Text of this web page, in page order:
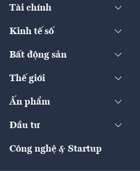
Diễn đàn
Tài chính
Ngân hàng
Bảo hiểm
Kinh tế số
Sản phẩm - Thị trường
Start-up
Quản trị số
Bất động sản
Chính sách
Tư vấn
Thế giới
Kinh tế
Ấn phẩm
The Guide
Đầu tư
Công nghệ & Startup